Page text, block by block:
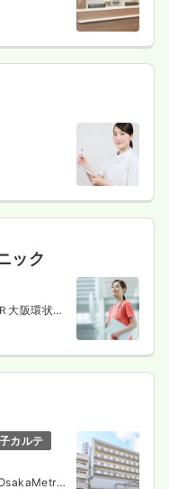
ック
大阪環状
カルテ